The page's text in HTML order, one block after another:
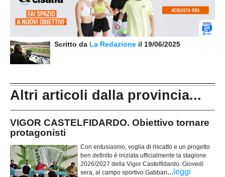
Scritto da La Redazione il 19/06/2025
Altri articoli dalla provincia...
VIGOR CASTELFIDARDO. Obiettivo tornare
protagonisti
Con entusiasmo, voglia di riscatto e un progetto
ben definito è iniziata ufficialmente la stagione
2026/2027 della Vigor Castelfidardo. Giovedì
sera, al campo sportivo Gabban... leggi